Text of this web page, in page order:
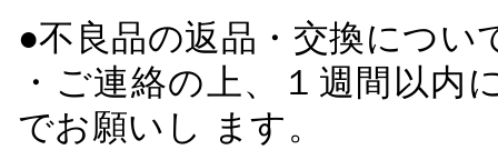
●不良品の返品・交換につい
・ご連絡の上、１週間以
でお願いし ます。